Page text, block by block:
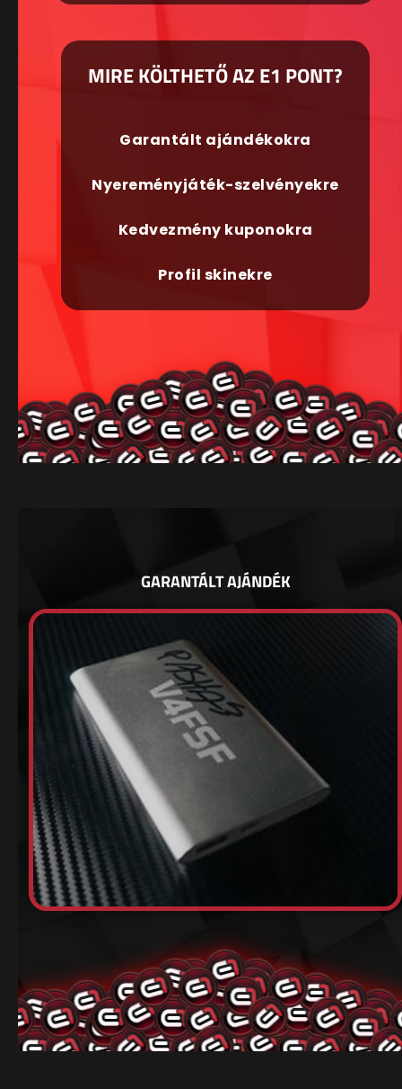
MIRE KÖLTHETŐ AZ E1 PONT?
Garantált ajándékokra
Nyereményjáték-szelvényekre
Kedvezmény kuponokra
Profil skinekre
GARANTÁLT AJÁNDÉK